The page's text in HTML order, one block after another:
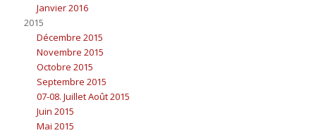
Janvier 2016
2015
Décembre 2015
Novembre 2015
Octobre 2015
Septembre 2015
07-08. Juillet Août 2015
Juin 2015
Mai 2015